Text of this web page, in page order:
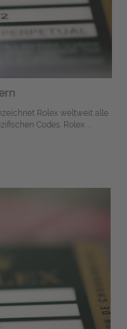
Rolex weltweit alle
Codes. Rolex ...